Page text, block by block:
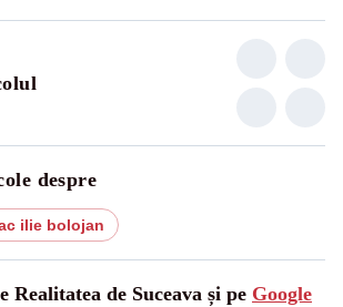
despre
ilie bolojan
Realitatea de Suceava și pe Google